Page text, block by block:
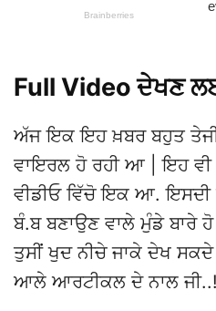
Full Video ਦੇਖਣ
ਅੱਜ ਇਕ ਇਹ ਖ਼ਬਰ ਬਹੁਤ
ਵਾਇਰਲ ਹੋ ਰਹੀ ਆ | ਇਹ
ਵੀਡੀਓ ਵਿੱਚੋ ਇਕ ਆ.
ਬੰ.ਬ ਬਣਾਉਣ ਵਾਲੇ ਮੁੰਡੇ ਬਾਰੇ
ਤੁਸੀਂ ਖੁਦ ਨੀਚੇ ਜਾਕੇ ਦੇਖ
ਆਲੇ ਆਰਟੀਕਲ ਦੇ ਨਾਲ